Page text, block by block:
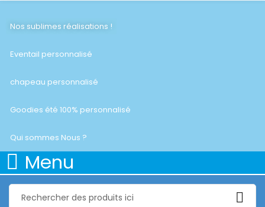
Nos sublimes réalisations !
Eventail personnalisé
chapeau personnalisé
Goodies été 100% personnalisé
Qui sommes Nous ?
Menu